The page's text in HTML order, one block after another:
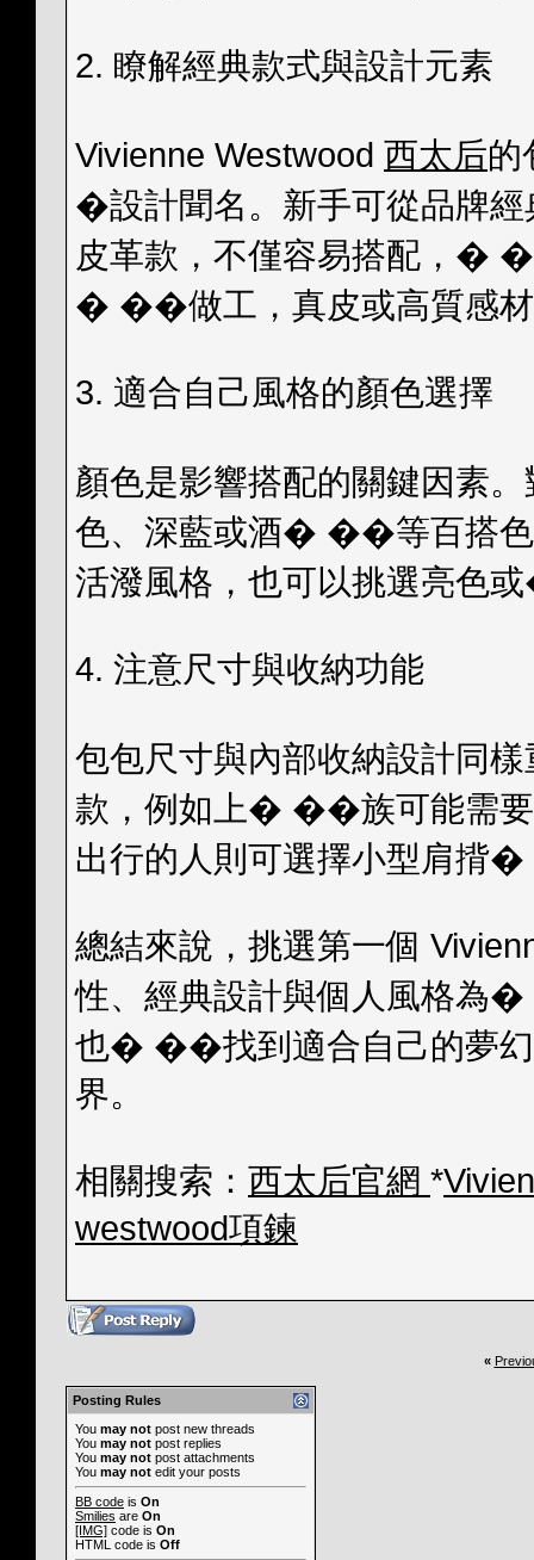
2. 瞭解經典款式與設計元素
Vivienne Westwood 西太后的
�設計聞名。新手可從品牌
皮革款，不僅容易搭配，�
� ��做工，真皮或高質感材
3. 適合自己風格的顏色選擇
顏色是影響搭配的關鍵因素
色、深藍或酒� ��等百搭色
活潑風格，也可以挑選亮色
4. 注意尺寸與收納功能
包包尺寸與內部收納設計同
款，例如上� ��族可能需要
出行的人則可選擇小型肩揹
總結來說，挑選第一個
性、經典設計與個人風格為
也� ��找到適合自己的夢幻
界。
相關搜索： 西太后官網 *
westwood項鍊
«
Posting Rules
You may not post new threads
You may not post replies
You may not post attachments
You may not edit your posts
BB code is On
Smilies are On
[IMG] code is On
HTML code is Off